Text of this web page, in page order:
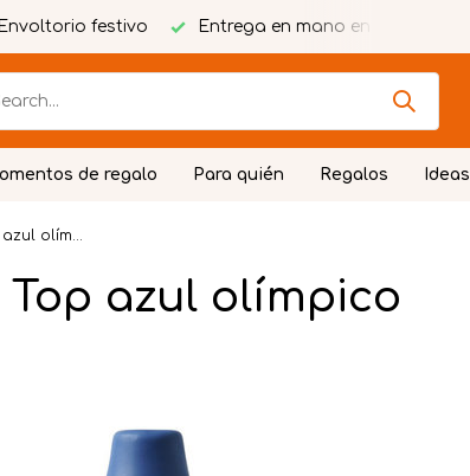
Envoltorio festivo Entrega en mano en Twente
de regalo Para quién Regalos
olím...
azul olímpico